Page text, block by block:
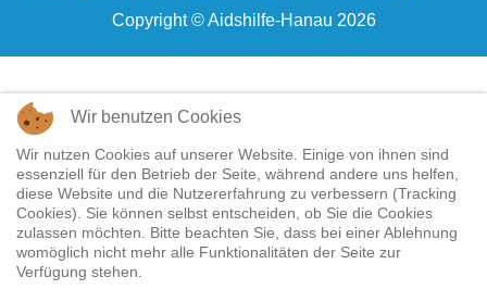
Copyright © Aidshilfe-Hanau 2026
Wir benutzen Cookies
Wir nutzen Cookies auf unserer Website. Einige von ihnen sind
essenziell für den Betrieb der Seite, während andere uns helfen,
diese Website und die Nutzererfahrung zu verbessern (Tracking
Cookies). Sie können selbst entscheiden, ob Sie die Cookies
zulassen möchten. Bitte beachten Sie, dass bei einer Ablehnung
womöglich nicht mehr alle Funktionalitäten der Seite zur
Verfügung stehen.